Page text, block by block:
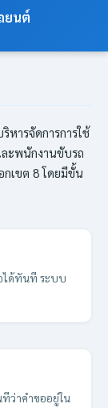
ยนต์
หารจัดการการใช้
ละพนักงานขับรถ
กเขต 8 โดยมีขั้น
ได้ทันที ระบบ
ว่าคำขออยู่ใน